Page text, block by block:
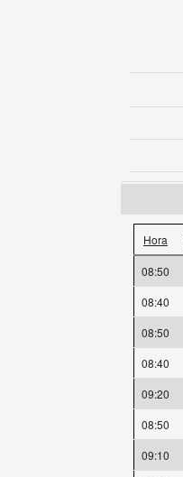
Hora
08:50
08:40
08:50
08:40
09:20
08:50
09:10